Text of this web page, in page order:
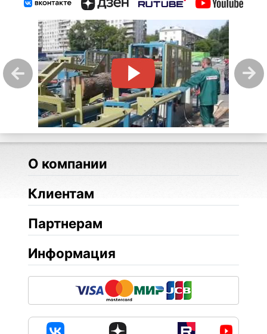
О компании
Клиентам
Партнерам
Информация